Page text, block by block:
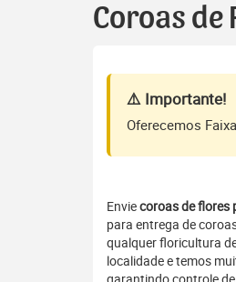
Coroas de
⚠️ Importante!
Oferecemos
Enviecoroas de flores
para entrega de
qualquer floricultura
localidade e temos